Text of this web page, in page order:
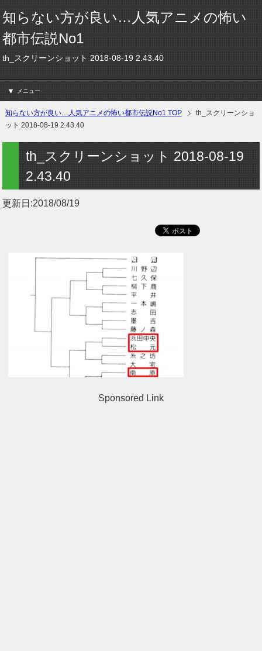
知らない方が良い…人気アニメの怖い
都市伝説No1
th_スクリーンショット 2018-08-19 2.43.40
メニュー
知らない方が良い…人気アニメの怖い都市伝説No1 TOP
th_スクリーンショ
ット 2018-08-19 2.43.40
th_スクリーンショット 2018-08-19
2.43.40
更新日:2018/08/19
Sponsored Link